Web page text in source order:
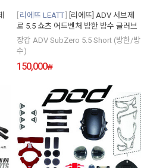
리에뜨 LEATT
[리에뜨] ADV 서브제
로 5.5 쇼츠 어드벤처 방한 방수 글러브
장갑 ADV SubZero 5.5 Short (방한/방
수)
150,000₩